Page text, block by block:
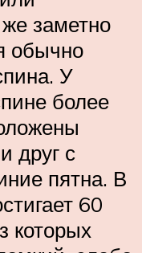
заметно
обычно
У
более
друг с
пятна. В
60
которых